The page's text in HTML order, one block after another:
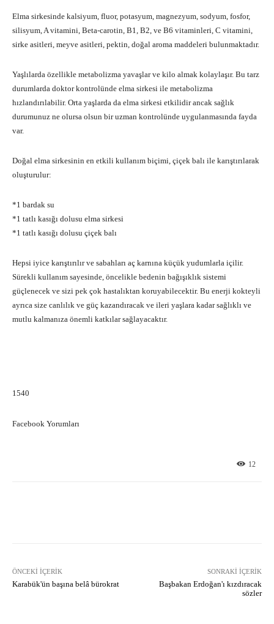
Elma sirkesinde kalsiyum, fluor, potasyum, magnezyum, sodyum, fosfor,
silisyum, A vitamini, Beta-carotin, B1, B2, ve B6 vitaminleri, C vitamini,
sirke asitleri, meyve asitleri, pektin, doğal aroma maddeleri bulunmaktadır.
Yaşlılarda özellikle metabolizma yavaşlar ve kilo almak kolaylaşır. Bu tarz
durumlarda doktor kontrolünde elma sirkesi ile metabolizma
hızlandırılabilir. Orta yaşlarda da elma sirkesi etkilidir ancak sağlık
durumunuz ne olursa olsun bir uzman kontrolünde uygulanmasında fayda
var.
Doğal elma sirkesinin en etkili kullanım biçimi, çiçek balı ile karıştırılarak
oluşturulur:
*1 bardak su
*1 tatlı kasığı dolusu elma sirkesi
*1 tatlı kasığı dolusu çiçek balı
Hepsi iyice karıştırılır ve sabahları aç karnına küçük yudumlarla içilir.
Sürekli kullanım sayesinde, öncelikle bedenin bağışıklık sistemi
güçlenecek ve sizi pek çok hastalıktan koruyabilecektir. Bu enerji kokteyli
ayrıca size canlılık ve güç kazandıracak ve ileri yaşlara kadar sağlıklı ve
mutlu kalmanıza önemli katkılar sağlayacaktır.
1540
Facebook Yorumları
12
ÖNCEKI İÇERIK
Karabük'ün başına belâ bürokrat
SONRAKI İÇERIK
Başbakan Erdoğan'ı kızdıracak
sözler